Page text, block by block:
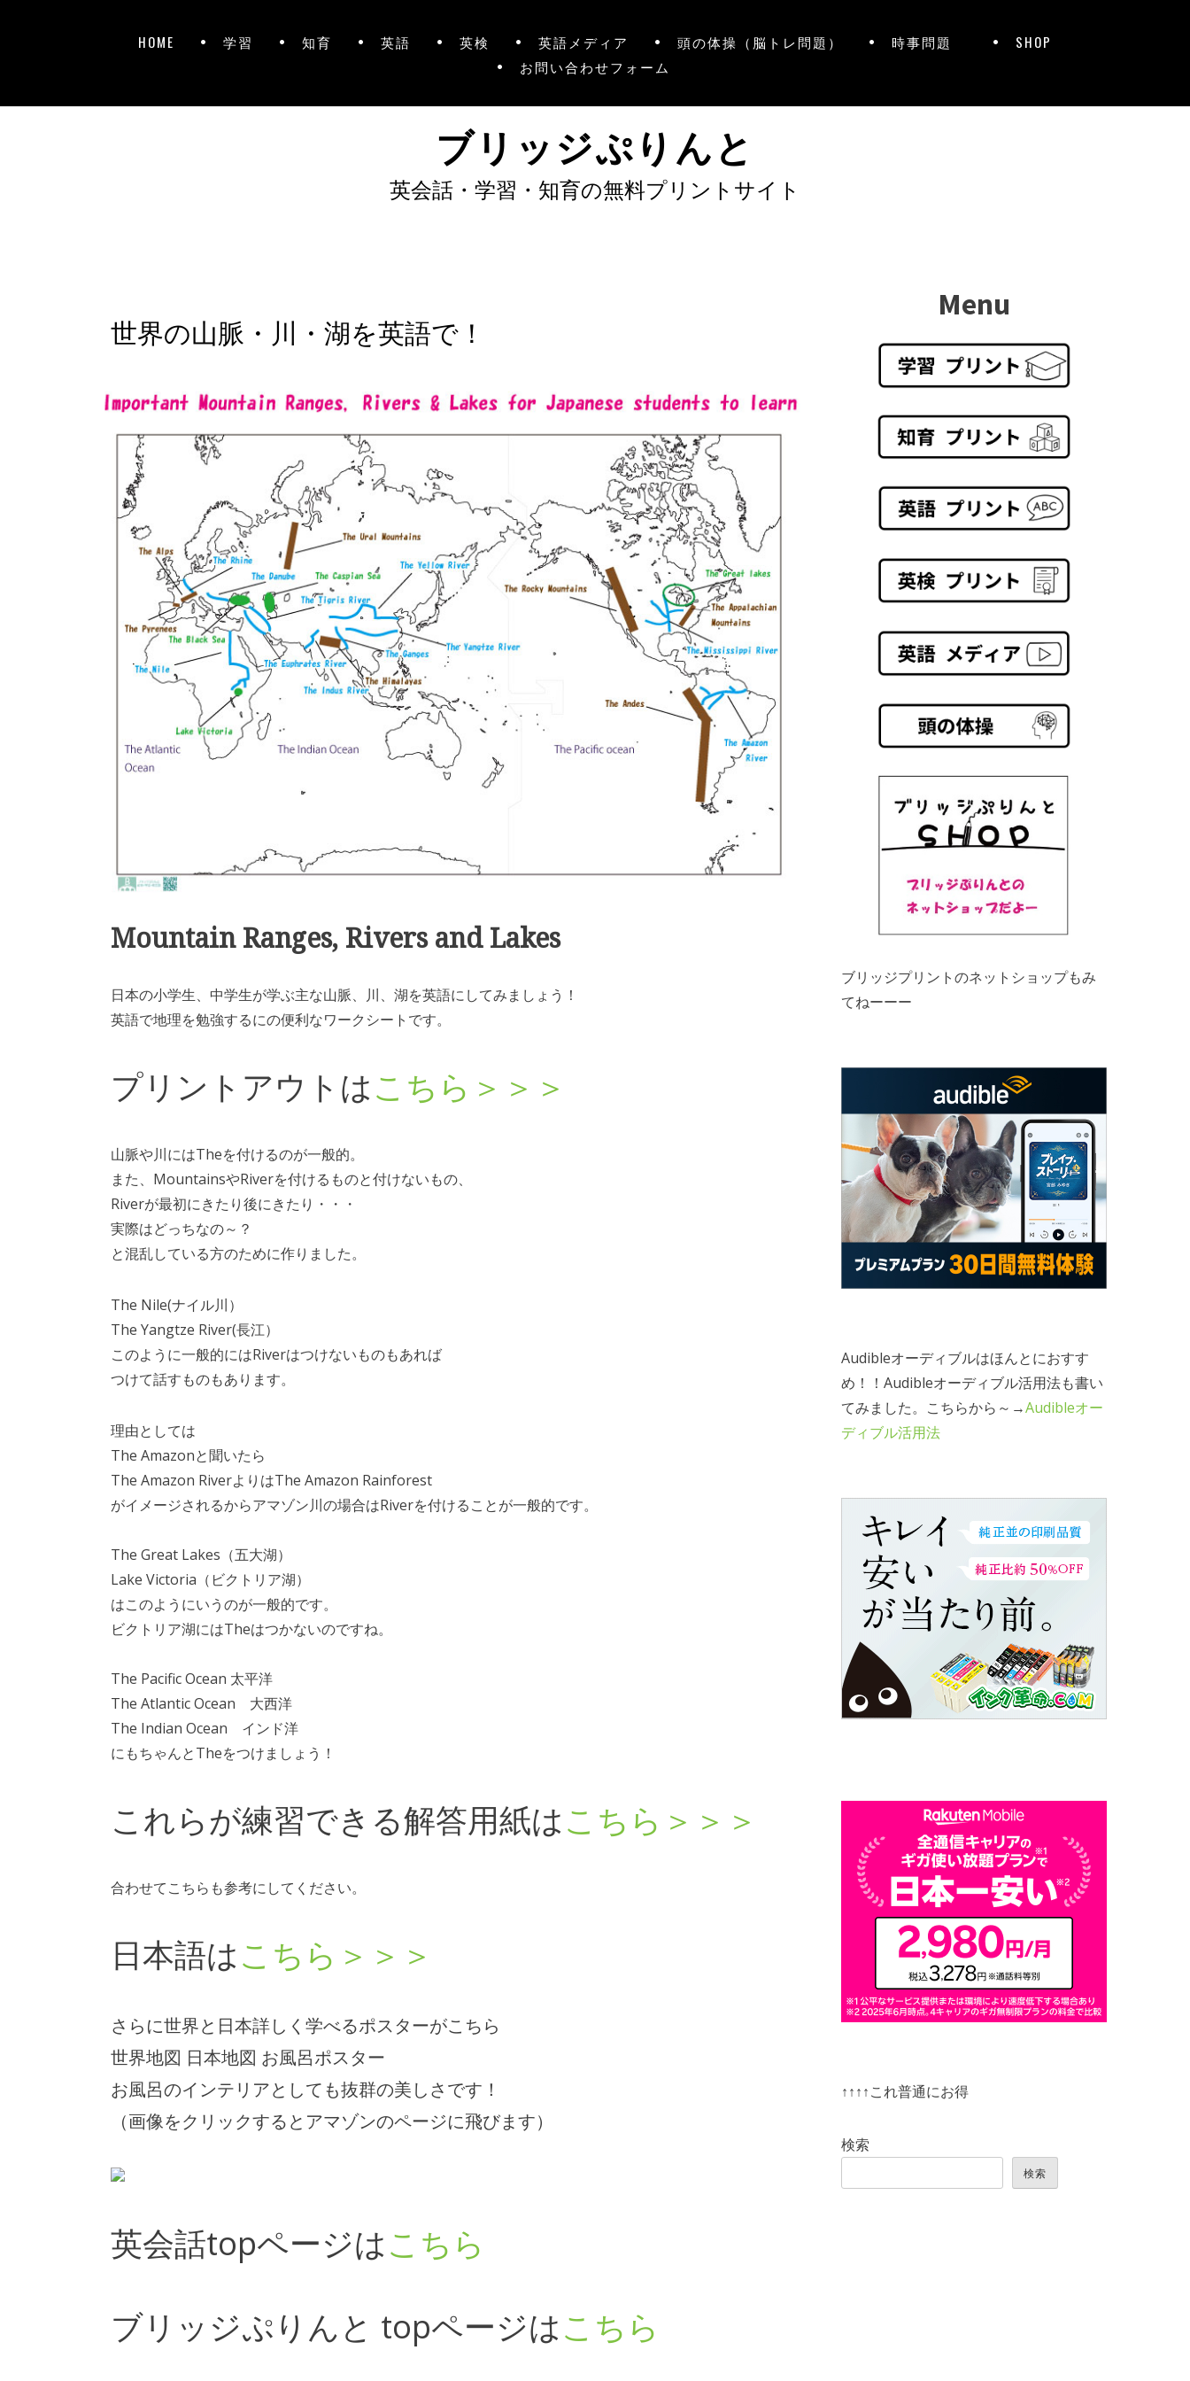
HOME 学習 知育 英語 英検 英語メディア 頭の体操（脳トレ問題） 時事問題
SHOP
お問い合わせフォーム
ブリッジぷりんと
英会話・学習・知育の無料プリントサイト
世界の山脈・川・湖を英語で！
Mountain Ranges, Rivers and Lakes
日本の小学生、中学生が学ぶ主な山脈、川、湖を英語にしてみましょう！
英語で地理を勉強するにの便利なワークシートです。
プリントアウトはこちら＞＞＞
山脈や川にはTheを付けるのが一般的。
また、MountainsやRiverを付けるものと付けないもの、
Riverが最初にきたり後にきたり・・・
実際はどっちなの～？
と混乱している方のために作りました。
The Nile(ナイル川）
The Yangtze River(長江）
このように一般的にはRiverはつけないものもあれば
つけて話すものもあります。
理由としては
The Amazonと聞いたら
The Amazon RiverよりはThe Amazon Rainforest
がイメージされるからアマゾン川の場合はRiverを付けることが一般的です。
The Great Lakes（五大湖）
Lake Victoria（ビクトリア湖）
はこのようにいうのが一般的です。
ビクトリア湖にはTheはつかないのですね。
The Pacific Ocean 太平洋
The Atlantic Ocean 大西洋
The Indian Ocean インド洋
にもちゃんとTheをつけましょう！
これらが練習できる解答用紙はこちら＞＞＞
合わせてこちらも参考にしてください。
日本語はこちら＞＞＞
さらに世界と日本詳しく学べるポスターがこちら
世界地図 日本地図 お風呂ポスター
お風呂のインテリアとしても抜群の美しさです！
（画像をクリックするとアマゾンのページに飛びます）
英会話topページはこちら
ブリッジぷりんと topページはこちら
Menu
ブリッジプリントのネットショップもみ
てねーーー
Audibleオーディブルはほんとにおすす
め！！Audibleオーディブル活用法も書い
てみました。こちらから～→Audibleオー
ディブル活用法
↑↑↑↑これ普通にお得
検索
検索